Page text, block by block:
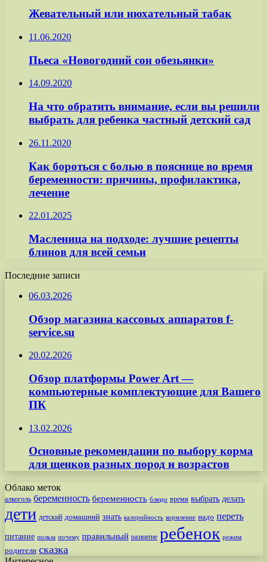
Жевательный или нюхательный табак
11.06.2020
Пьеса «Новогодний сон обезьянки»
14.09.2020
На что обратить внимание, если вы решили
выбрать для ребенка частный детский сад
26.11.2020
Как бороться с болью в пояснице во время
беременности: причины, профилактика,
лечение
22.01.2025
Масленица на подходе: лучшие рецепты
блинов для всей семьи
Последние записи
06.03.2026
Обзор магазина кассовых аппаратов f-
service.su
20.02.2026
Обзор платформы Power Art —
компьютерные комплектующие для Вашего
ПК
13.02.2026
Основные рекомендации по выбору корма
для щенков разных пород и возрастов
Облако меток
алкоголь беременность беременность блюдо время выбрать делать
дети детский домашний знать калорийность кормление надо переть
питание польза почему правильный развитие ребенок режим
родители сказка